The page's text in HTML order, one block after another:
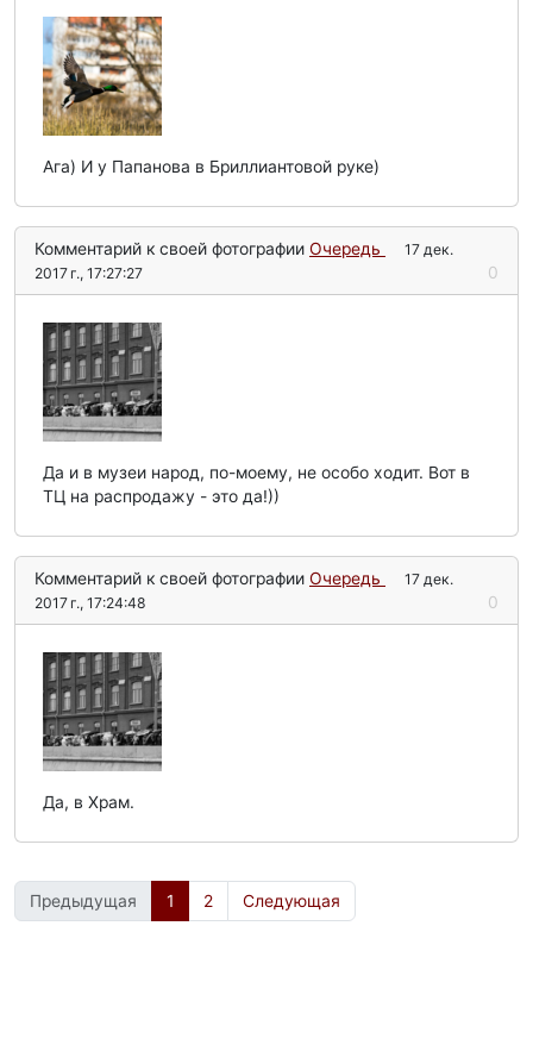
Ага) И у Папанова в Бриллиантовой руке)
Комментарий к своей фотографии Очередь
17 дек.
2017 г., 17:27:27
0
Да и в музеи народ, по-моему, не особо ходит. Вот в
ТЦ на распродажу - это да!))
Комментарий к своей фотографии Очередь
17 дек.
2017 г., 17:24:48
0
Да, в Храм.
Предыдущая 1 2 Следующая